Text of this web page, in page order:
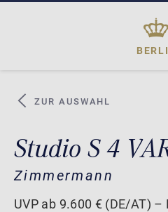
ZUR AUSWAHL
Studio S 4
Zimmermann
UVP ab 9.600 € (DE/AT) –